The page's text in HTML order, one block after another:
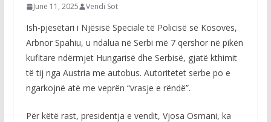
June 11, 2025 Vendi Sot
Ish-pjesëtari i Njësisë Speciale të Policisë së Kosovës,
Arbnor Spahiu, u ndalua në Serbi më 7 qershor në pikën
kufitare ndërmjet Hungarisë dhe Serbisë, gjatë kthimit
të tij nga Austria me autobus. Autoritetet serbe po e
ngarkojnë atë me veprën “vrasje e rëndë”.
Për këtë rast, presidentja e vendit, Vjosa Osmani, ka